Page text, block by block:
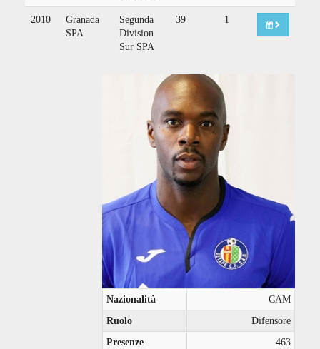
2010
Granada
SPA
Segunda
Division
Sur SPA
39 1
Nazionalità
CAM
Ruolo
Difensore
Presenze
463